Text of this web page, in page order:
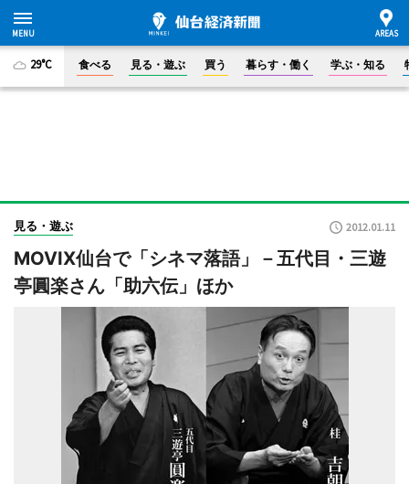
29°C 食べる 見る・遊ぶ 買う 暮らす・働く 学ぶ・知る
見る・遊ぶ 2012.01.11
MOVIX仙台で「シネマ落語」－五代目・三遊
亭圓楽さん「助六伝」ほか